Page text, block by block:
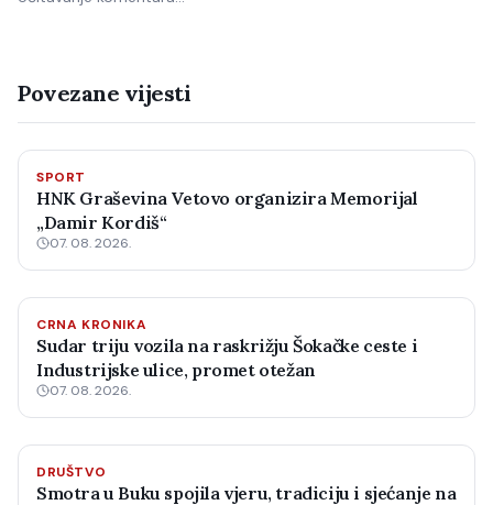
Povezane vijesti
SPORT
HNK Graševina Vetovo organizira Memorijal
„Damir Kordiš“
07. 08. 2026.
CRNA KRONIKA
Sudar triju vozila na raskrižju Šokačke ceste i
Industrijske ulice, promet otežan
07. 08. 2026.
DRUŠTVO
Smotra u Buku spojila vjeru, tradiciju i sjećanje na